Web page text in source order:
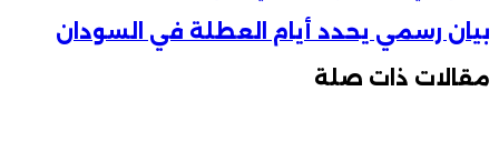
بيان رسمي يحدد أيام العطلة في السودان
مقالات ذات صلة